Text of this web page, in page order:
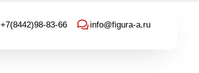
+7(8442)98-83-66 info@figura-a.ru